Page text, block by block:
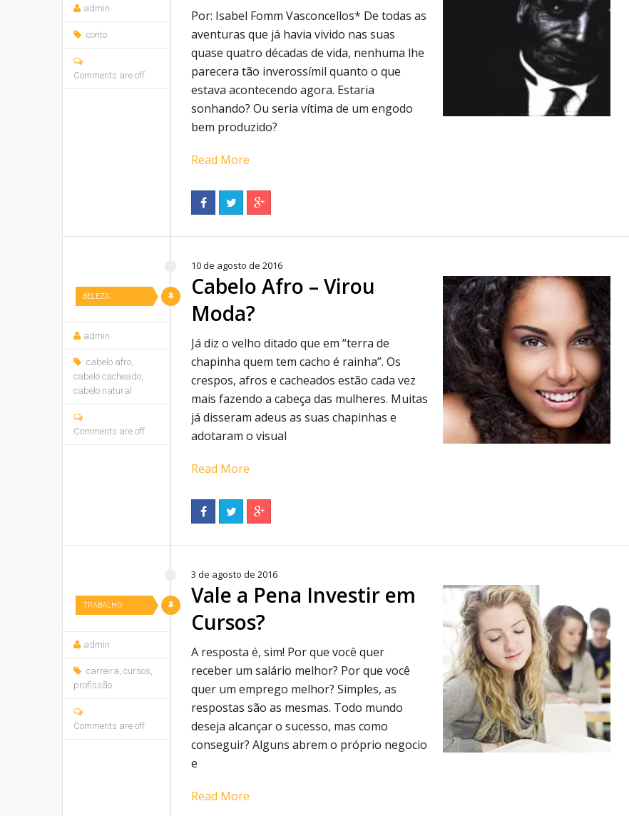
admin
conto
Comments are off
Por: Isabel Fomm Vasconcellos* De todas as
aventuras que já havia vivido nas suas
quase quatro décadas de vida, nenhuma lhe
parecera tão inverossímil quanto o que
estava acontecendo agora. Estaria
sonhando? Ou seria vítima de um engodo
bem produzido?
Read More
BELEZA
10 de agosto de 2016
Cabelo Afro – Virou
Moda?
admin
cabelo afro,
cabelo cacheado,
cabelo natural
Comments are off
Já diz o velho ditado que em “terra de
chapinha quem tem cacho é rainha”. Os
crespos, afros e cacheados estão cada vez
mais fazendo a cabeça das mulheres. Muitas
já disseram adeus as suas chapinhas e
adotaram o visual
Read More
TRABALHO
3 de agosto de 2016
Vale a Pena Investir em
Cursos?
admin
carreira, cursos,
profissão
Comments are off
A resposta é, sim! Por que você quer
receber um salário melhor? Por que você
quer um emprego melhor? Simples, as
respostas são as mesmas. Todo mundo
deseja alcançar o sucesso, mas como
conseguir? Alguns abrem o próprio negocio
e
Read More